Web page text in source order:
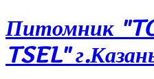
Питомник
TSEL"